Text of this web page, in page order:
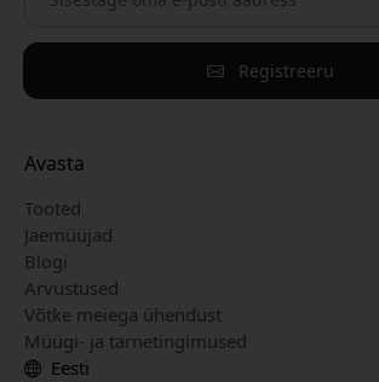
Registreeru
Avasta
Tooted
Jaemüüjad
Blogi
Arvustused
Võtke meiega ühendust
Müügi- ja tarnetingimused
Eesti